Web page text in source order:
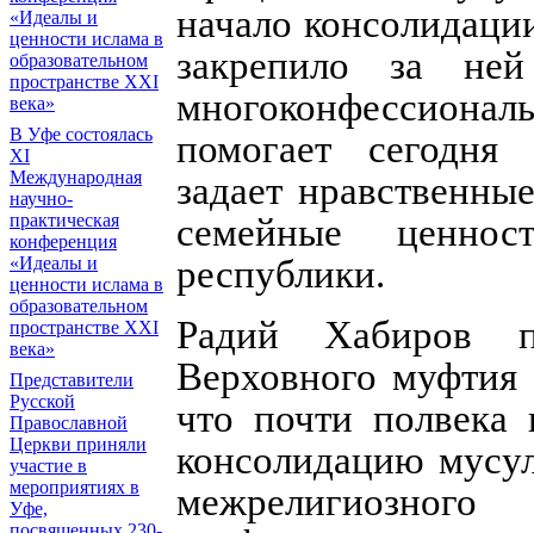
«Идеалы и
ценности ислама в
образовательном
пространстве XXI
века»
В Уфе состоялась
XI
Международная
научно-
практическая
конференция
«Идеалы и
ценности ислама в
образовательном
пространстве XXI
века»
Представители
Русской
Православной
Церкви приняли
участие в
мероприятиях в
Уфе,
начало
закрепило за
помогает
задает
семейные
республики.
Радий Хабиров
Верховного муфтия
что почти
консолидацию